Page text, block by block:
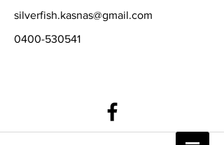
silverfish.kasnas@gmail.com
0400-530541